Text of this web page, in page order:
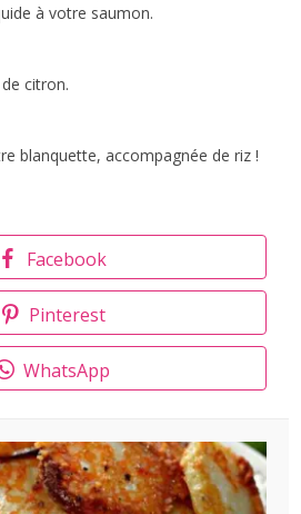
à votre saumon.
citron.
blanquette, accompagnée de riz !
Facebook
Pinterest
WhatsApp